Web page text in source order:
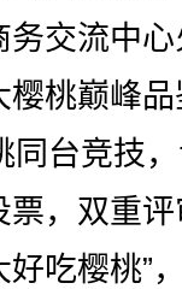
务交流中
樱桃巅峰
同台竞技
，双重
好吃樱桃”